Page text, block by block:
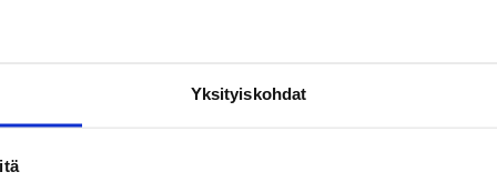
Yksityiskohdat
yleishyödyllisten kohteiden rahoitus turvataan. Paras keino on
Arpajaisveron tuotto on nyt noin 200 miljoonaa valtiolle,
12 prosenttiin, muistuttaaAllianssin
on syytä kiinnittää huomiota erityisesti Veikkauksen